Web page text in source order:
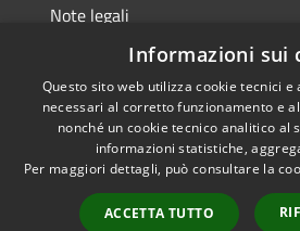
Note legali
Dichiarazione di accessibilità
RSS
Accessibilità
Informazioni sui
Questo sito web utilizza cookie tecnici
necessari al corretto funzionamento e
nonché un cookie tecnico analitico al
informazioni statistiche,
Per maggiori dettagli, può consultare la
ACCETTA TUTTO